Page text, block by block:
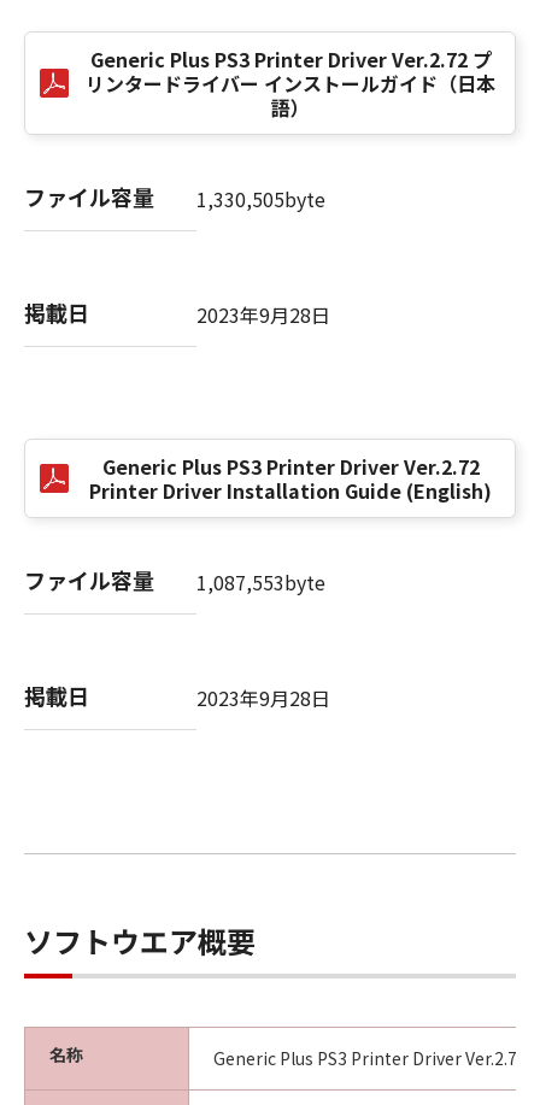
Tokyo 146-8501, Japan.
本条項中で使用される"the SOFTWARE"とは、
本契約書中で定義される「本ソフトウェア」を
意味し、指し示すものとします。
本契約書のいずれかの条項またはその一部が法
律により無効であると決定された場合でも、そ
キヤノン株式会社
No. I010G021619
Generic Plus PS3 Printer Driver Ver.2.72 プ
リンタードライバー インストールガイド（日本
語）
ファイル容量 1,330,505byte
掲載日 2023年9月28日
Generic Plus PS3 Printer Driver Ver.2.72
Printer Driver Installation Guide (English)
ファイル容量 1,087,553byte
掲載日 2023年9月28日
ソフトウエア概要
名称 Generic Plus PS3 Printer Driver Ver.2.72